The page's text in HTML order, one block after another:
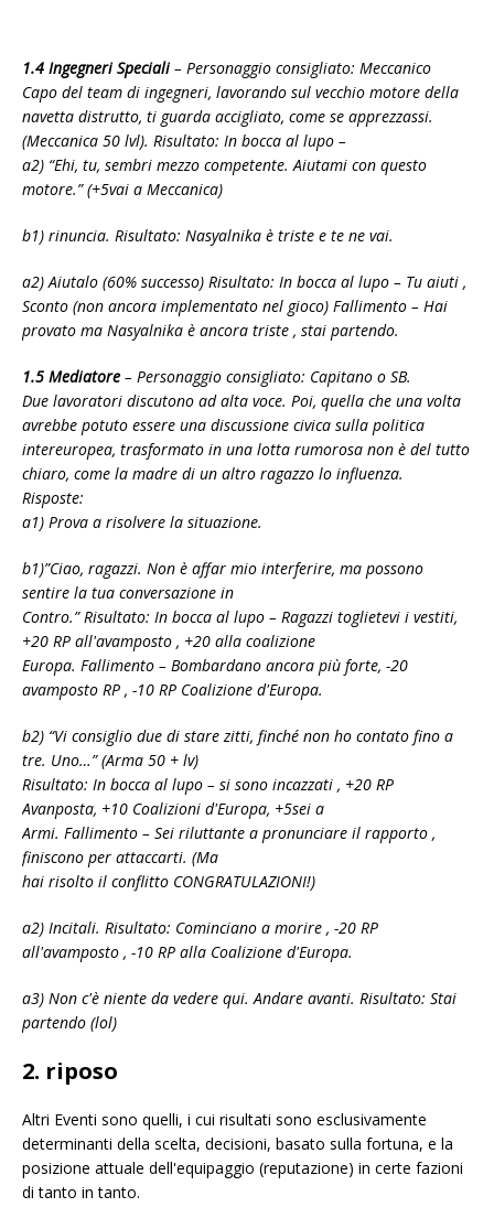
1.4 Ingegneri Speciali– Personaggio consigliato: Meccanico
Capo del team di ingegneri, lavorando sul vecchio motore della
navetta distrutto, ti guarda accigliato, come se apprezzassi.
(Meccanica 50 lvl). Risultato: In bocca al lupo –
a2) “Ehi, tu, sembri mezzo competente. Aiutami con questo
motore.” (+5vai a Meccanica)
b1) rinuncia. Risultato: Nasyalnika è triste e te ne vai.
a2) Aiutalo (60% successo) Risultato: In bocca al lupo – Tu aiuti ,
Sconto (non ancora implementato nel gioco) Fallimento – Hai
provato ma Nasyalnika è ancora triste , stai partendo.
1.5 Mediatore – Personaggio consigliato: Capitano o SB.
Due lavoratori discutono ad alta voce. Poi, quella che una volta
avrebbe potuto essere una discussione civica sulla politica
intereuropea, trasformato in una lotta rumorosa non è del tutto
chiaro, come la madre di un altro ragazzo lo influenza.
Risposte:
a1) Prova a risolvere la situazione.
b1)”Ciao, ragazzi. Non è affar mio interferire, ma possono
sentire la tua conversazione in
Contro.” Risultato: In bocca al lupo – Ragazzi toglietevi i vestiti,
+20 RP all'avamposto , +20 alla coalizione
Europa. Fallimento – Bombardano ancora più forte, -20
avamposto RP , -10 RP Coalizione d'Europa.
b2) “Vi consiglio due di stare zitti, finché non ho contato fino a
tre. Uno…” (Arma 50 + lv)
Risultato: In bocca al lupo – si sono incazzati , +20 RP
Avanposta, +10 Coalizioni d'Europa, +5sei a
Armi. Fallimento – Sei riluttante a pronunciare il rapporto ,
finiscono per attaccarti. (Ma
hai risolto il conflitto CONGRATULAZIONI!)
a2) Incitali. Risultato: Cominciano a morire , -20 RP
all'avamposto , -10 RP alla Coalizione d'Europa.
a3) Non c'è niente da vedere qui. Andare avanti. Risultato: Stai
partendo (lol)
2. riposo
Altri Eventi sono quelli, i cui risultati sono esclusivamente
determinanti della scelta, decisioni, basato sulla fortuna, e la
posizione attuale dell'equipaggio (reputazione) in certe fazioni
di tanto in tanto.